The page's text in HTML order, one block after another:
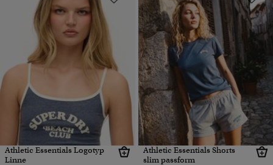
Athletic Essentials Logotyp
Linne
Athletic Essentials Shorts
slim passform